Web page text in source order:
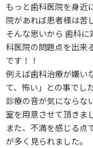
もっと歯科医院を身近
院があれば患者様は苦
そんな思いから 歯科
科医院の問題点を出来
です！！
例えば歯科治療が嫌い
て、怖い」との事でし
診療の音が気にならな
室を用意させて頂きま
また、不満を感じる点
が多く見られました。